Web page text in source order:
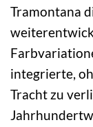
Tramontana
integrierte,
Tracht zu